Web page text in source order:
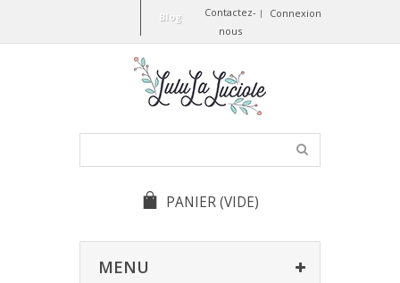
Connexion
Contactez-
nous
Blog
PANIER(VIDE)
MENU